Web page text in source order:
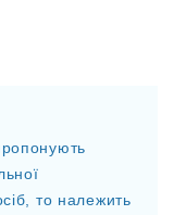
то належить